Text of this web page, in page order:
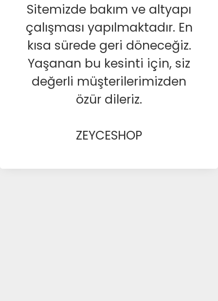
Sitemizde bakım ve altyapı
çalışması yapılmaktadır. En
kısa sürede geri döneceğiz.
Yaşanan bu kesinti için, siz
değerli müşterilerimizden
özür dileriz.
ZEYCESHOP